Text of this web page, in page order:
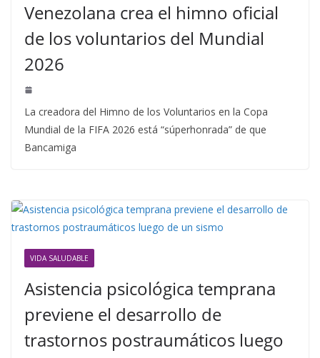
Venezolana crea el himno oficial
de los voluntarios del Mundial
2026
La creadora del Himno de los Voluntarios en la Copa
Mundial de la FIFA 2026 está “súperhonrada” de que
Bancamiga
VIDA SALUDABLE
Asistencia psicológica temprana
previene el desarrollo de
trastornos postraumáticos luego